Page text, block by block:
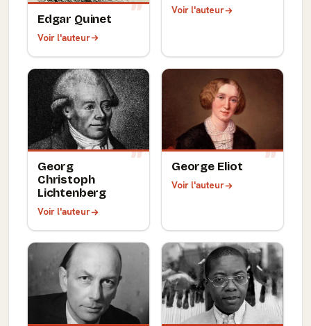
Edgar Quinet
Voir l'auteur
Voir l'auteur
Georg
Christoph
Lichtenberg
Voir l'auteur
George Eliot
Voir l'auteur